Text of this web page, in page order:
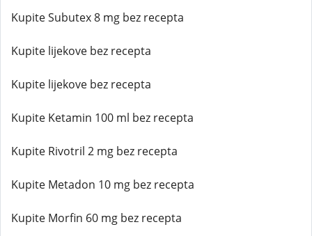
Kupite Subutex 8 mg bez recepta
Kupite lijekove bez recepta
Kupite lijekove bez recepta
Kupite Ketamin 100 ml bez recepta
Kupite Rivotril 2 mg bez recepta
Kupite Metadon 10 mg bez recepta
Kupite Morfin 60 mg bez recepta